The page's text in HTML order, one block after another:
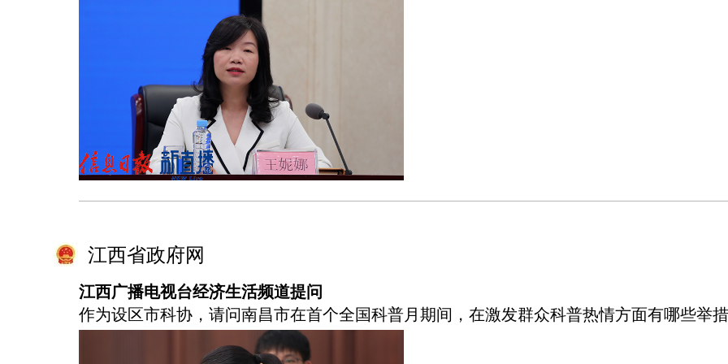
江西省政府网
江西广播电视台经济生活频道提问
作为设区市科协，请问南昌市在首个全国科普月期间，在激发群众科普热情方面有哪些举